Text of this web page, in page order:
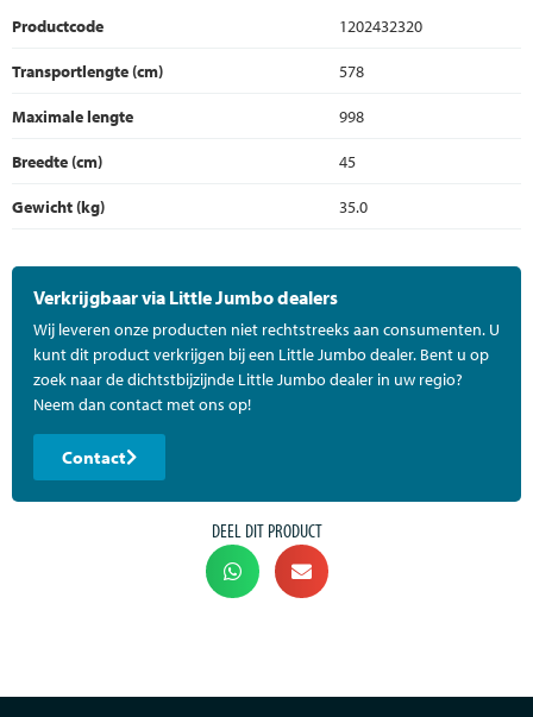
Productcode
1202432320
Transportlengte (cm)
578
Maximale lengte
998
Breedte (cm)
45
Gewicht (kg)
35.0
Verkrijgbaar via Little Jumbo dealers
Wij leveren onze producten niet rechtstreeks aan consumenten. U
kunt dit product verkrijgen bij een Little Jumbo dealer. Bent u op
zoek naar de dichtstbijzijnde Little Jumbo dealer in uw regio?
Neem dan contact met ons op!
Contact
DEEL DIT PRODUCT